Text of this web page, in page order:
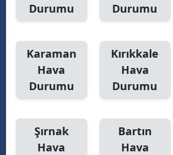
Durumu
Durumu
Karaman
Hava
Durumu
Kırıkkale
Hava
Durumu
Şırnak
Hava
Bartın
Hava